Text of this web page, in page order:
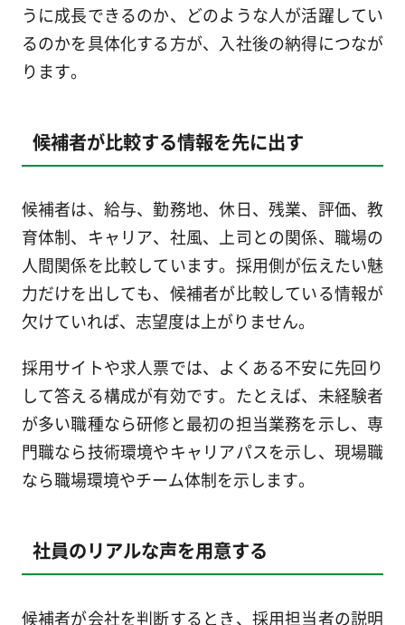
うに成長できるのか、どのような人が活躍してい
るのかを具体化する方が、入社後の納得につなが
ります。
候補者が比較する情報を先に出す
候補者は、給与、勤務地、休日、残業、評価、教
育体制、キャリア、社風、上司との関係、職場の
人間関係を比較しています。採用側が伝えたい魅
力だけを出しても、候補者が比較している情報が
欠けていれば、志望度は上がりません。
採用サイトや求人票では、よくある不安に先回り
して答える構成が有効です。たとえば、未経験者
が多い職種なら研修と最初の担当業務を示し、専
門職なら技術環境やキャリアパスを示し、現場職
なら職場環境やチーム体制を示します。
社員のリアルな声を用意する
候補者が会社を判断するとき、採用担当者の説明